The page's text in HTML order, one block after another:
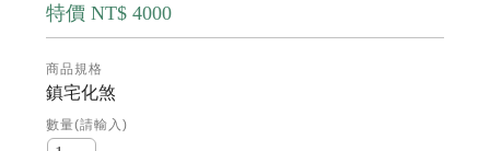
特價 NT$ 4000
商品規格
鎮宅化煞
數量(請輸入)